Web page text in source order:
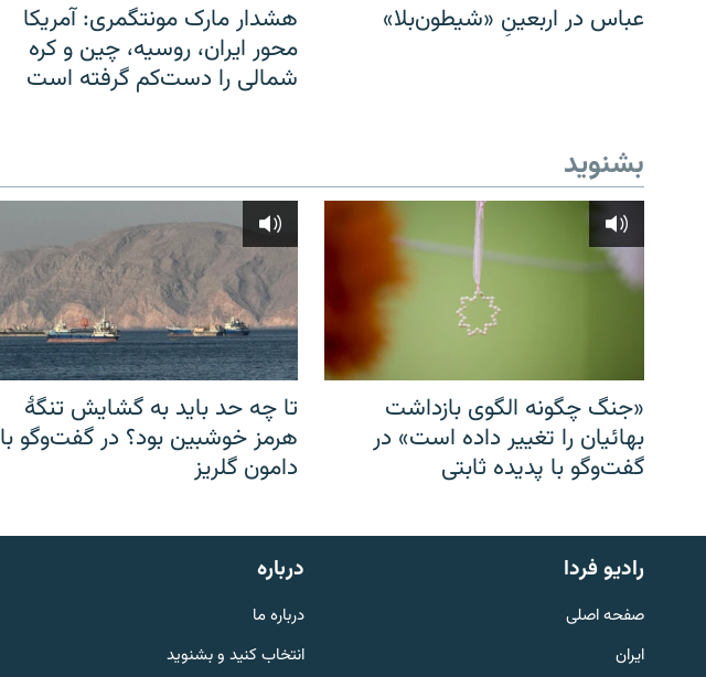
English
به ما بپیوندید
عباس در اربعینِ «شیطون‌بلا»
هشدار مارک مونتگمری: آمریکا
محور ایران، روسیه، چین و کره
شمالی را دست‌کم گرفته است
بشنوید
«جنگ چگونه الگوی بازداشت
بهائیان را تغییر داده است» در
گفت‌وگو با پدیده ثابتی
تا چه حد باید به گشایش تنگهٔ
هرمز خوشبین بود؟ در گفت‌وگو با
دامون گلریز
رادیو فردا
صفحه اصلی
ایران
درباره
درباره ما
انتخاب کنید و بشنوید